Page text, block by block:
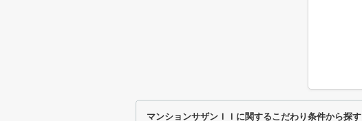
マンションサザンＩＩに関するこだわり条件から探す